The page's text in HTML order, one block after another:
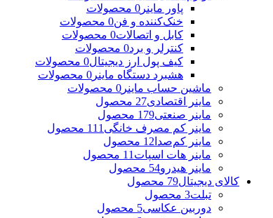
پاور ماینر 0 محصولات
خنک‌کننده و فن0 محصولات
کابل و اتصالات0 محصولات
کنترلر و برد0 محصولات
کیف پول ارز دیجیتال0 محصولات
هشبرد دستگاه ماینر 0 محصولات
ماشین حساب ماینر 0 محصولات
ماینر اقتصادی27 محصول
ماینر صنعتی179 محصول
ماینر کم مصرف خانگی 111 محصول
ماینر کم‌صدا 12 محصول
ماینر هات اسپات 11 محصول
ماینر هیدرو54 محصول
کالای دیجیتال79 محصول
تبلت3 محصول
دوربین عکاسی5 محصول